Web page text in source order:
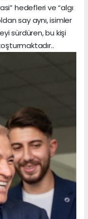
hedefleri ve “algı
say aynı, isimler
sürdüren, bu kişi